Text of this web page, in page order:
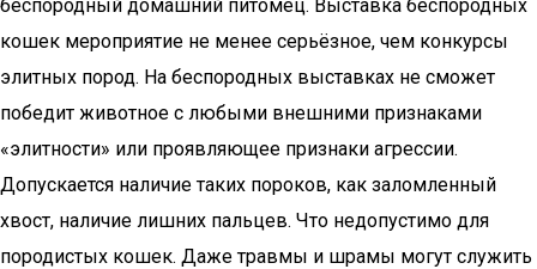
беспородный домашний питомец. Выставка беспородных
кошек мероприятие не менее серьёзное, чем конкурсы
элитных пород. На беспородных выставках не сможет
победит животное с любыми внешними признаками
«элитности» или проявляющее признаки агрессии.
Допускается наличие таких пороков, как заломленный
хвост, наличие лишних пальцев. Что недопустимо для
породистых кошек. Даже травмы и шрамы могут служить